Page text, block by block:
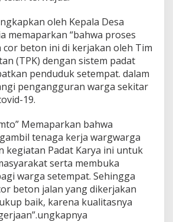
oleh Kepala Desa
memaparkan “bahwa proses
cor beton ini di kerjakan oleh Tim
(TPK) dengan sistem padat
penduduk setempat. dalam
pengangguran warga sekitar
19.
Memaparkan bahwa
tenaga kerja wargwarga
kegiatan Padat Karya ini untuk
serta membuka
warga setempat. Sehingga
beton jalan yang dikerjakan
baik, karena kualitasnya